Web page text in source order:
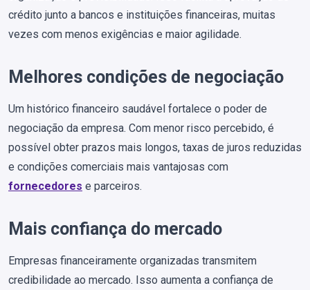
crédito junto a bancos e instituições financeiras, muitas
vezes com menos exigências e maior agilidade.
Melhores condições de negociação
Um histórico financeiro saudável fortalece o poder de
negociação da empresa. Com menor risco percebido, é
possível obter prazos mais longos, taxas de juros reduzidas
e condições comerciais mais vantajosas com
fornecedores e parceiros.
Mais confiança do mercado
Empresas financeiramente organizadas transmitem
credibilidade ao mercado. Isso aumenta a confiança de